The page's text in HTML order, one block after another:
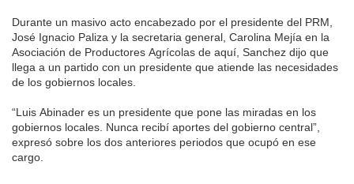
Durante un masivo acto encabezado por el presidente del PRM,
José Ignacio Paliza y la secretaria general, Carolina Mejía en la
Asociación de Productores Agrícolas de aquí, Sanchez dijo que
llega a un partido con un presidente que atiende las necesidades
de los gobiernos locales.
“Luis Abinader es un presidente que pone las miradas en los
gobiernos locales. Nunca recibí aportes del gobierno central”,
expresó sobre los dos anteriores periodos que ocupó en ese
cargo.